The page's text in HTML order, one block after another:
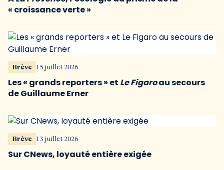
« croissance verte »
Brève 15 juillet 2026
Les « grands reporters » et Le Figaroau secours
de Guillaume Erner
Brève 13 juillet 2026
Sur CNews, loyauté entière exigée